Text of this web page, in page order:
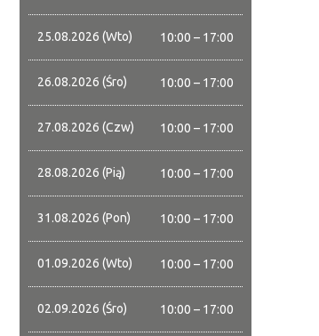
25.08.2026 (Wto) 10:00 – 17:00
26.08.2026 (Śro) 10:00 – 17:00
27.08.2026 (Czw) 10:00 – 17:00
28.08.2026 (Pią) 10:00 – 17:00
31.08.2026 (Pon) 10:00 – 17:00
01.09.2026 (Wto) 10:00 – 17:00
02.09.2026 (Śro) 10:00 – 17:00